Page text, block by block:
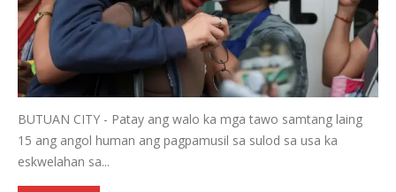
BUTUAN CITY - Patay ang walo ka mga tawo samtang laing
15 ang angol human ang pagpamusil sa sulod sa usa ka
eskwelahan sa...